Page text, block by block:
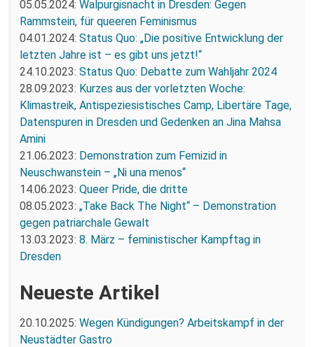
05.05.2024: Walpurgisnacht in Dresden: Gegen
Rammstein, für queeren Feminismus
04.01.2024: Status Quo: „Die positive Entwicklung der
letzten Jahre ist – es gibt uns jetzt!“
24.10.2023: Status Quo: Debatte zum Wahljahr 2024
28.09.2023: Kurzes aus der vorletzten Woche:
Klimastreik, Antispeziesistisches Camp, Libertäre Tage,
Datenspuren in Dresden und Gedenken an Jina Mahsa
Amini
21.06.2023: Demonstration zum Femizid in
Neuschwanstein – „Ni una menos“
14.06.2023: Queer Pride, die dritte
08.05.2023: „Take Back The Night“ – Demonstration
gegen patriarchale Gewalt
13.03.2023: 8. März – feministischer Kampftag in
Dresden
Neueste Artikel
20.10.2025: Wegen Kündigungen? Arbeitskampf in der
Neustädter Gastro